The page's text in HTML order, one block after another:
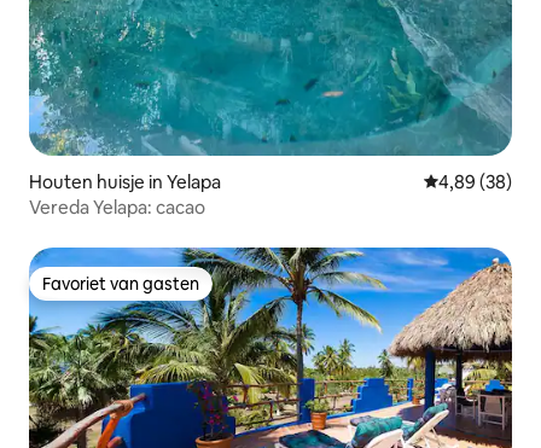
Houten huisje in Yelapa Gemiddelde
4,89 (38)
Vereda Yelapa: cacao
Favoriet van gasten
Favoriet van gasten